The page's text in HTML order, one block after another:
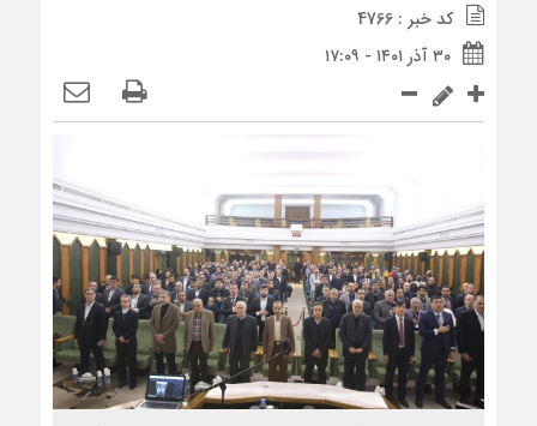
کد خبر : 4766
۳۰ آذر ۱۴۰۱ - ۱۷:۰۹